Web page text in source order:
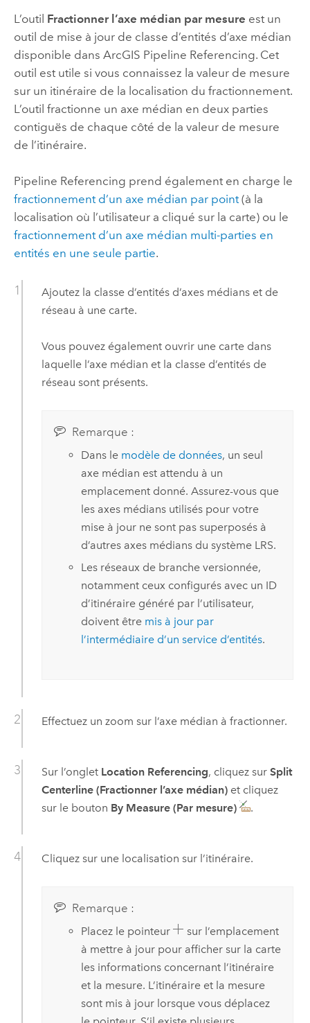
L’outil Fractionner l’axe médian par mesure est un
outil de mise à jour de classe d’entités d’axe médian
disponible dans ArcGIS Pipeline Referencing. Cet
outil est utile si vous connaissez la valeur de mesure
sur un itinéraire de la localisation du fractionnement.
L’outil fractionne un axe médian en deux parties
contiguës de chaque côté de la valeur de mesure
de l’itinéraire.
Pipeline Referencing prend également en charge le
fractionnement d’un axe médian par point(à la
localisation où l’utilisateur a cliqué sur la carte) ou le
fractionnement d’un axe médian multi-parties en
entités en une seule partie.
Ajoutez la classe d’entités d’axes médians et de
réseau à une carte.
Vous pouvez également ouvrir une carte dans
laquelle l’axe médian et la classe d’entités de
réseau sont présents.
Remarque :
Dans le modèle de données, un seul
axe médian est attendu à un
emplacement donné. Assurez-vous que
les axes médians utilisés pour votre
mise à jour ne sont pas superposés à
d’autres axes médians du système LRS.
Les réseaux de branche versionnée,
notamment ceux configurés avec un ID
d’itinéraire généré par l’utilisateur,
doivent être mis à jour par
l’intermédiaire d’un service d’entités.
Effectuez un zoom sur l’axe médian à fractionner.
Sur l’onglet Location Referencing, cliquez sur Split
Centerline (Fractionner l’axe médian)et cliquez
sur le bouton By Measure (Par mesure) .
Cliquez sur une localisation sur l’itinéraire.
Remarque :
Placez le pointeur
sur l’emplacement
à mettre à jour pour afficher sur la carte
les informations concernant l’itinéraire
et la mesure. L’itinéraire et la mesure
sont mis à jour lorsque vous déplacez